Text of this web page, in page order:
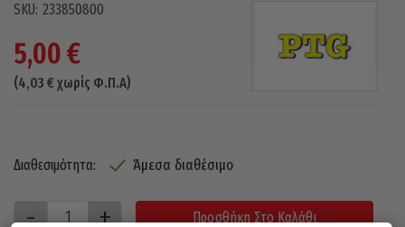
233850800
5,00€
(4,03 € χωρίς Φ.Π.Α)
Διαθεσιμότητα: Άμεσα διαθέσιμο
Προσθήκη Στο Καλάθι